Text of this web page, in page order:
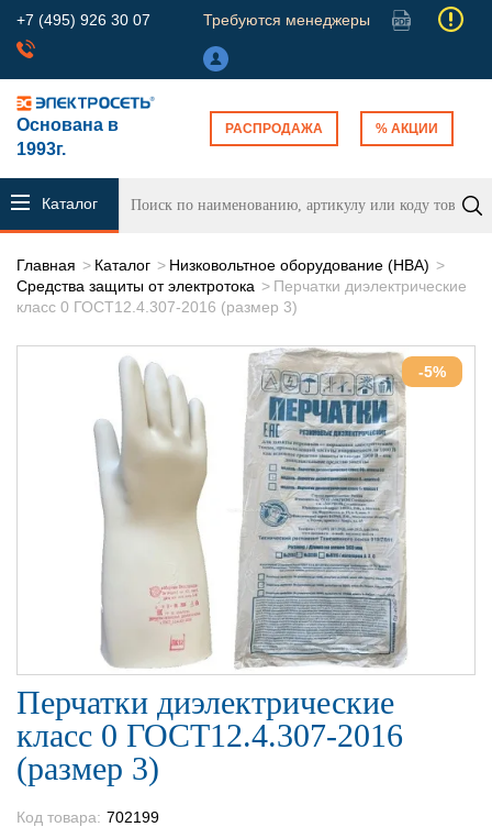
+7 (495) 926 30 07 Требуются менеджеры
Основана в
1993г.
РАСПРОДАЖА % АКЦИИ
Каталог
Главная Каталог
Низковольтное оборудование (НВА)
Средства защиты от электротока
Перчатки диэлектрические
класс 0 ГОСТ12.4.307-2016 (размер 3)
-5%
Перчатки диэлектрические
класс 0 ГОСТ12.4.307-2016
(размер 3)
Код товара: 702199